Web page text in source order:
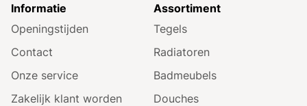
Informatie
Openingstijden
Contact
Onze service
Zakelijk klant worden
Assortiment
Tegels
Radiatoren
Badmeubels
Douches